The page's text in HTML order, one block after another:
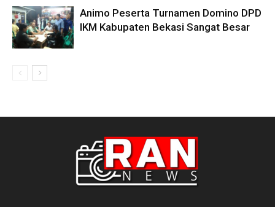
Animo Peserta Turnamen Domino DPD
IKM Kabupaten Bekasi Sangat Besar